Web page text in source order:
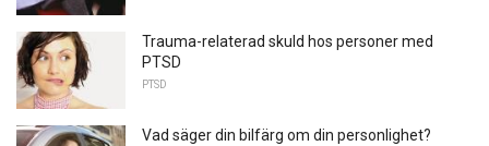
Trauma-relaterad skuld hos personer med
PTSD
PTSD
Vad säger din bilfärg om din personlighet?